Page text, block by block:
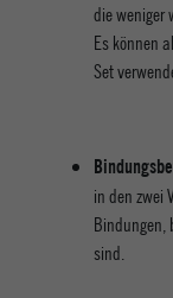
die weniger
Es können
Set
in den zwei
Bindungen,
sind.